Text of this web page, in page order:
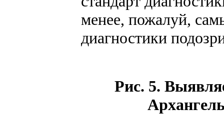
менее, пожалуй,
диагностики
Рис. 5.